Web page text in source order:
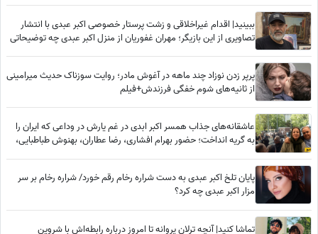
ببینید| اقدام غیراخلاقی و زشت پرستار خصوصی اکبر عبدی با انتشار
تصاویری از این بازیگر؛ مهران غفوریان از منزل اکبر عبدی چه توضیحاتی
پرپر زدن نوزاد چند ماهه در آغوش مادر؛ روایت سوزناک حدیث میرامینی
از ثانیه‌های شوم خفگی فرزندش+فیلم
عاشقانه‌های جذاب همسر اکبر ابدی در غم یارش در وداعی که ایران را
به گریه انداخت؛ حضور بهرام افشاری، رضا عطاران، بهنوش طباطبایی،
پایان تلخ اکبر عبدی به دست شراره رخام رقم خورد/ شراره رخام بر سر
مزار اکبر عبدی چه کرد؟
تماشا کنید| آنچه ترلان پروانه تا امروز درباره رابطه‌اش با شروین